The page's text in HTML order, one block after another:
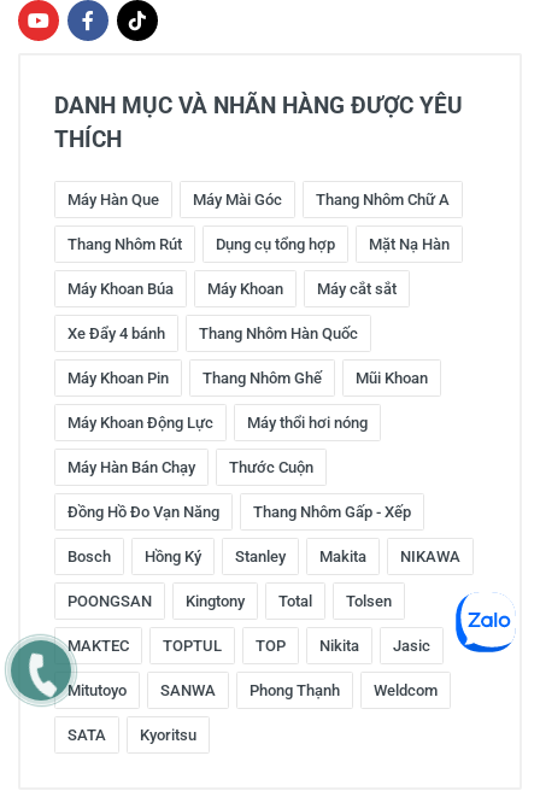
DANH MỤC VÀ NHÃN HÀNG ĐƯỢC YÊU
THÍCH
Máy Hàn Que Máy Mài Góc Thang Nhôm Chữ A
Thang Nhôm Rút Dụng cụ tổng hợp Mặt Nạ Hàn
Máy Khoan Búa Máy Khoan Máy cắt sắt
Xe Đẩy 4 bánh Thang Nhôm Hàn Quốc
Máy Khoan Pin Thang Nhôm Ghế Mũi Khoan
Máy Khoan Động Lực Máy thổi hơi nóng
Máy Hàn Bán Chạy Thước Cuộn
Đồng Hồ Đo Vạn Năng Thang Nhôm Gấp - Xếp
Bosch Hồng Ký Stanley Makita NIKAWA
POONGSAN Kingtony Total Tolsen
MAKTEC TOPTUL TOP Nikita Jasic
Mitutoyo SANWA Phong Thạnh Weldcom
SATA Kyoritsu